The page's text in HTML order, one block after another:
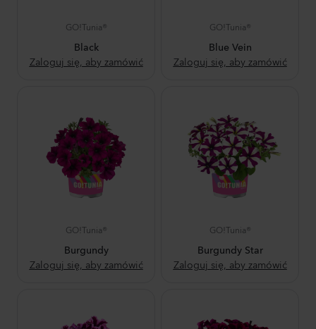
GO!Tunia®
Black
Zaloguj się, aby zamówić
GO!Tunia®
Blue Vein
Zaloguj się, aby zamówić
GO!Tunia®
Burgundy
Zaloguj się, aby zamówić
GO!Tunia®
Burgundy Star
Zaloguj się, aby zamówić